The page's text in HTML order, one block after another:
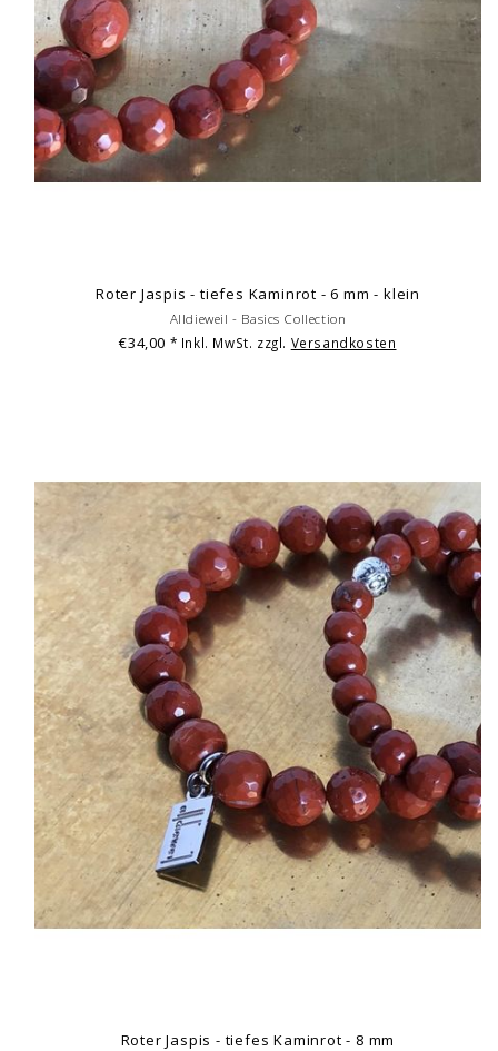
Roter Jaspis - tiefes Kaminrot - 6 mm - klein
Alldieweil - Basics Collection
€34,00 * Inkl. MwSt. zzgl. Versandkosten
Roter Jaspis - tiefes Kaminrot - 8 mm